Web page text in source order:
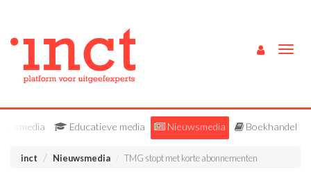
Vakmedia Educatieve media Nieuwsmedia Boekhandel
inct Nieuwsmedia TMG stopt met korte abonnementen